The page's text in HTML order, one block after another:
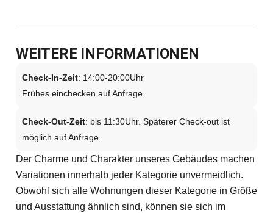
WEITERE INFORMATIONEN
Check-In-Zeit: 14:00-20:00Uhr
Frühes einchecken auf Anfrage.
Check-Out-Zeit: bis 11:30Uhr. Späterer Check-out ist
möglich auf Anfrage.
Der Charme und Charakter unseres Gebäudes machen
Variationen innerhalb jeder Kategorie unvermeidlich.
Obwohl sich alle Wohnungen dieser Kategorie in Größe
und Ausstattung ähnlich sind, können sie sich im